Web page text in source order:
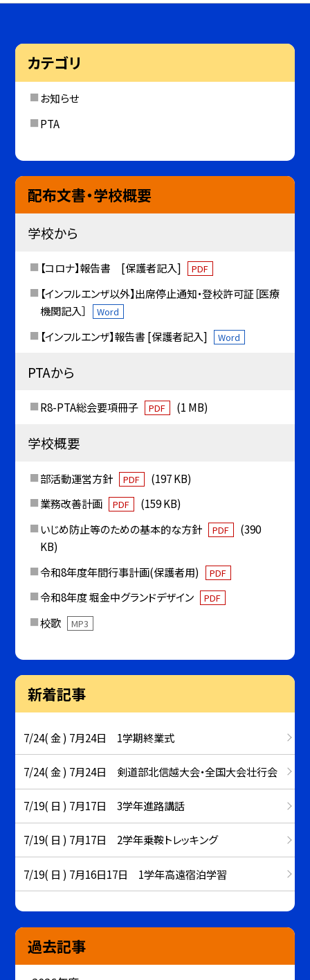
カテゴリ
お知らせ
PTA
配布文書・学校概要
学校から
【コロナ】報告書 [保護者記入] PDF
【インフルエンザ以外】出席停止通知・登校許可証［医療
機関記入］
Word
【インフルエンザ】報告書 [保護者記入] Word
PTAから
R8-PTA総会要項冊子 PDF (1 MB)
学校概要
部活動運営方針 PDF
(197 KB)
業務改善計画
PDF
(159 KB)
いじめ防止等のための基本的な方針
PDF
(390
KB)
令和8年度年間行事計画(保護者用)
PDF
令和8年度 堀金中グランドデザイン PDF
校歌 MP3
新着記事
7/24( 金 ) 7月24日 1学期終業式
7/24( 金 ) 7月24日 剣道部北信越大会・全国大会壮行会
7/19( 日 ) 7月17日 3学年進路講話
7/19( 日 ) 7月17日 2学年乗鞍トレッキング
7/19( 日 ) 7月16日17日 1学年高遠宿泊学習
過去記事